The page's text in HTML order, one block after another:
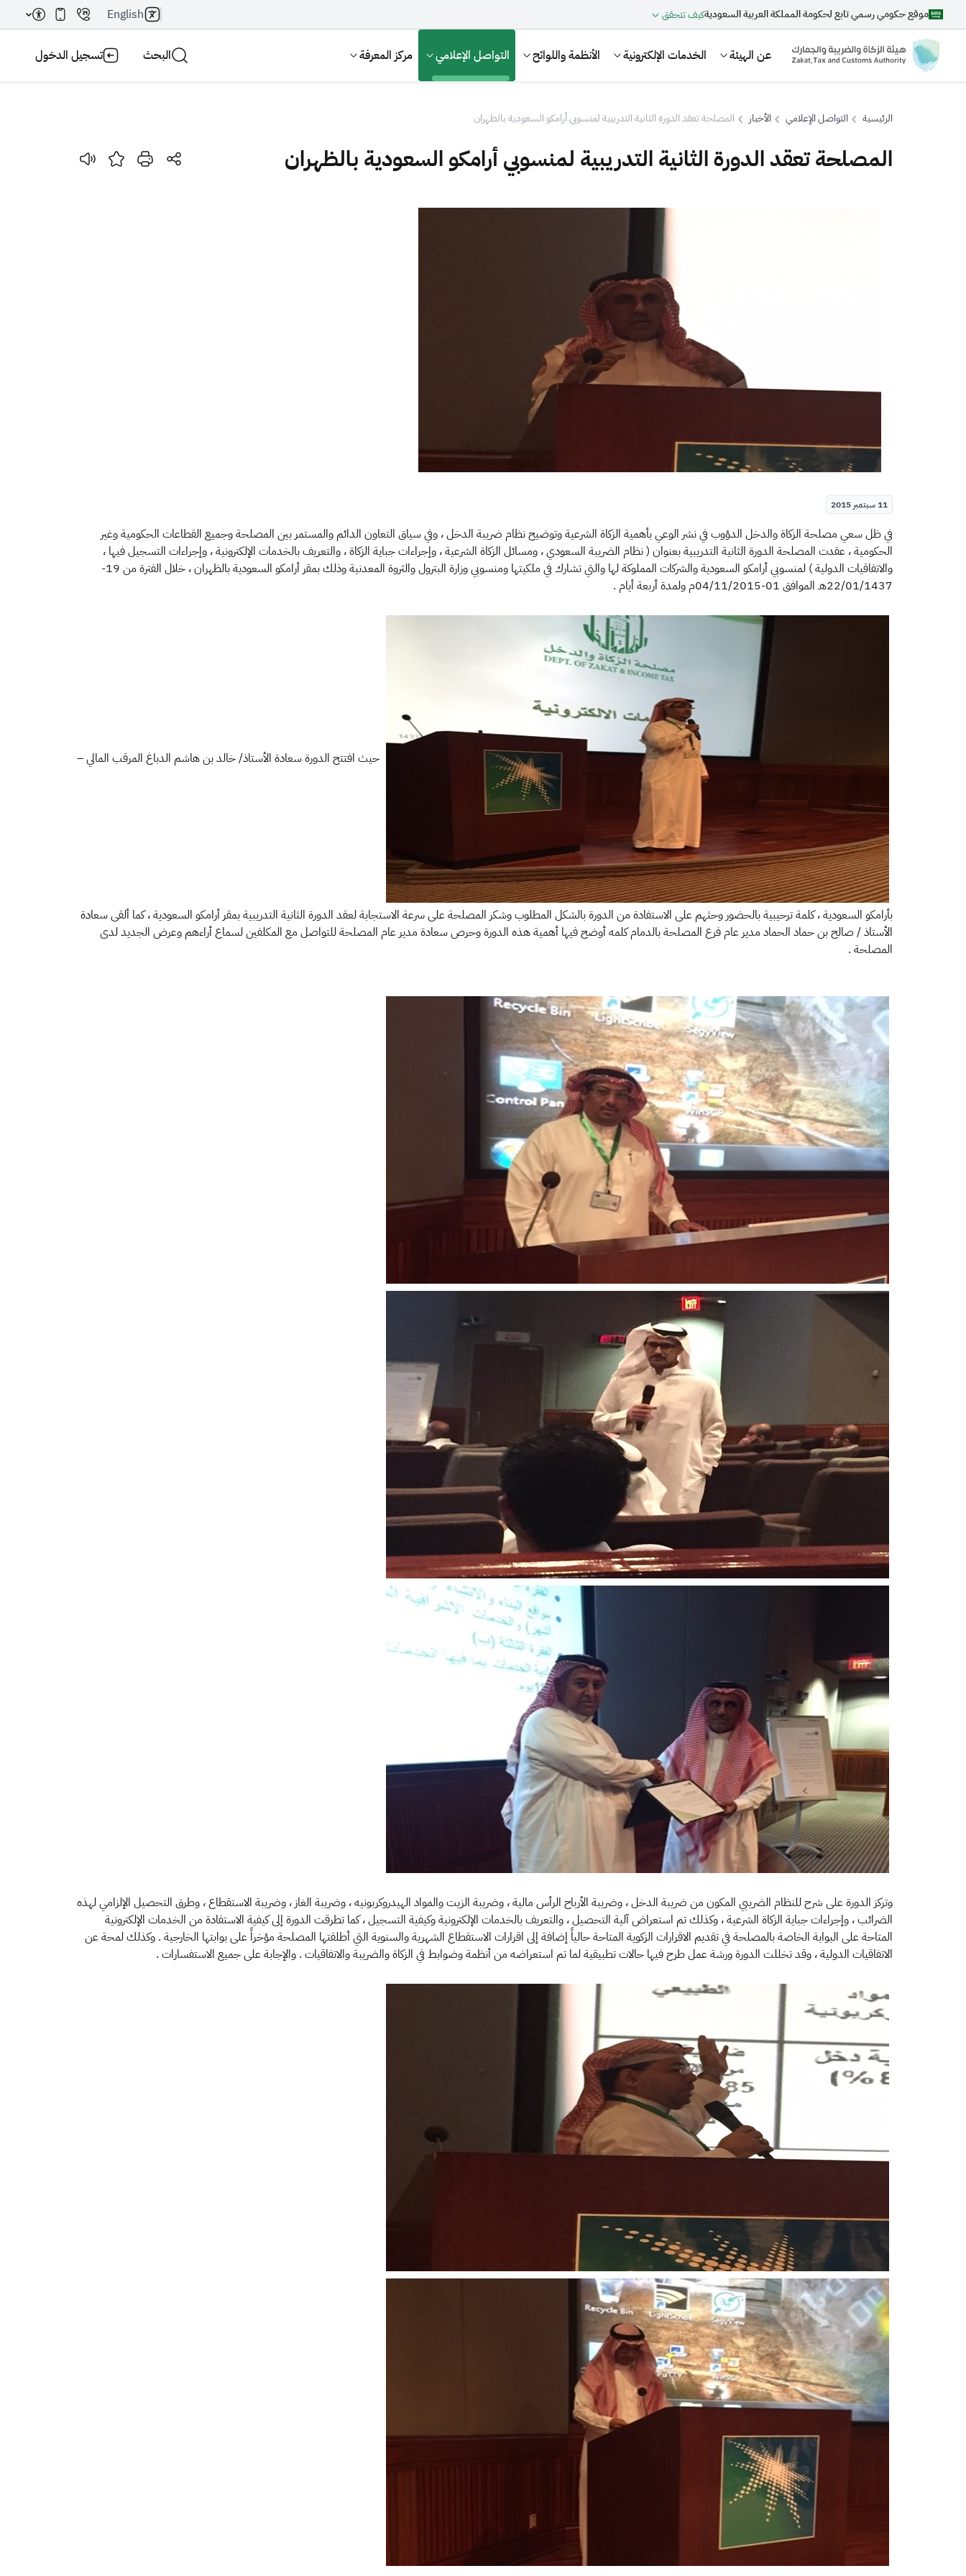
موقع حكومي رسمي تابع لحكومة المملكة العربية السعوديةكيف تتحقق English
عن الهيئة الخدمات الإلكترونية الأنظمة واللوائح التواصل الإعلامي مركز المعرفة البحث تسجيل الدخول
بحث
ضريبة القيمة المضافة الإقرار الضريبي
الرئيسية التواصل الإعلامي الأخبار المصلحة تعقد الدورة الثانية التدريبية لمنسوبي أرامكو السعودية بالظهران
المصلحة تعقد الدورة الثانية التدريبية لمنسوبي أرامكو السعودية بالظهران
11 سبتمبر 2015
​​​في ظل سعي مصلحة الزكاة والدخل الدؤوب في نشر الوعي بأهمية الزكاة الشرعية وتوضيح نظام ضريبة الدخل ، وفي سياق التعاون الدائم والمستمر بين المصلحة وجميع القطاعات الحكومية وغير
الحكومية ، عقدت المصلحة الدورة الثانية التدريبية بعنوان ( نظام الضريبة السعودي ، ومسائل الزكاة الشرعية ، وإجراءات جباية الزكاة ، والتعريف بالخدمات الإلكترونية ، وإجراءات التسجيل فيها ،
والاتفاقيات الدولية ) لمنسوبي أرامكو السعودية والشركات المملوكة لها والتي تشارك في ملكيتها ومنسوبي وزارة البترول والثروة المعدنية وذلك بمقر أرامكو السعودية بالظهران ، خلال الفترة من 19-
22/01/1437هـ الموافق 01-04/11/2015م ولمدة أربعة أيام .
حيث افتتح الدورة سعادة الأستاذ/ خالد بن هاشم الدباغ المرقب المالي –
بأرامكو السعودية ، كلمة ترحيبية بالحضور وحثهم على الاستفادة من الدورة بالشكل المطلوب وشكر المصلحة على سرعة الاستجابة لعقد الدورة الثانية التدريبية بمقر أرامكو السعودية ، كما ألقى سعادة
الأستاذ / صالح بن حماد الحماد مدير عام فرع المصلحة بالدمام كلمه أوضح فيها أهمية هذه الدورة وحرص سعادة مدير عام المصلحة للتواصل مع المكلفين لسماع أراءهم وعرض الجديد لدى
المصلحة .
وتركز الدورة على شرح للنظام الضريبي المكون من ضريبة الدخل ، وضريبة الأرباح الرأس مالية ، وضريبة الزيت والمواد الهيدروكربونيه ، وضريبة الغاز ، وضريبة الاستقطاع ، وطرق التحصيل الإلزامي لهذه
الضرائب ، وإجراءات جباية الزكاة الشرعية ، وكذلك تم استعراض آلية التحصيل ، والتعريف بالخدمات الإلكترونية وكيفية التسجيل ، كما تطرقت الدورة إلى كيفية الاستفادة من الخدمات الإلكترونية
المتاحة على البوابة الخاصة بالمصلحة في تقديم الاقرارات الزكوية المتاحة حالياً إضافة إلى اقرارات الاستقطاع الشهرية والسنوية التي أطلقتها المصلحة مؤخراً على بوابتها الخارجية . وكذلك لمحة عن
الاتفاقيات الدولية ، وقد تخللت الدورة ورشة عمل طرح فيها حالات تطبيقية لما تم استعراضه من أنظمة وضوابط في الزكاة والضريبة والاتفاقيات . والإجابة على جميع الاستفسارات .